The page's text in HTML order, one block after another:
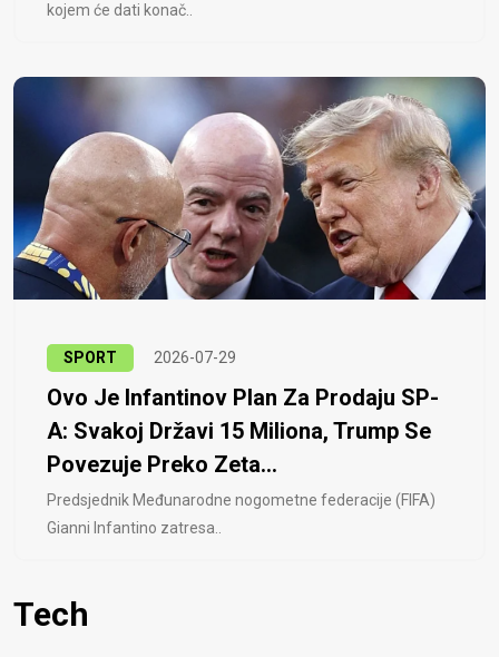
kojem će dati konač..
SPORT 2026-07-29
Ovo Je Infantinov Plan Za Prodaju SP-
A: Svakoj Državi 15 Miliona, Trump Se
Povezuje Preko Zeta...
Predsjednik Međunarodne nogometne federacije (FIFA)
Gianni Infantino zatresa..
Tech